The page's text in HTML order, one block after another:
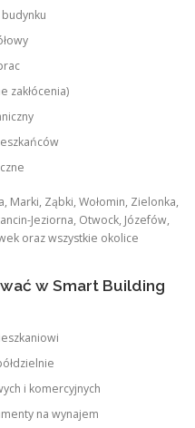
zakłócenia)
Marki, Ząbki, Wołomin, Zielonka,
Jeziorna, Otwock, Józefów,
oraz wszystkie okolice
w Smart Building
i komercyjnych
na wynajem